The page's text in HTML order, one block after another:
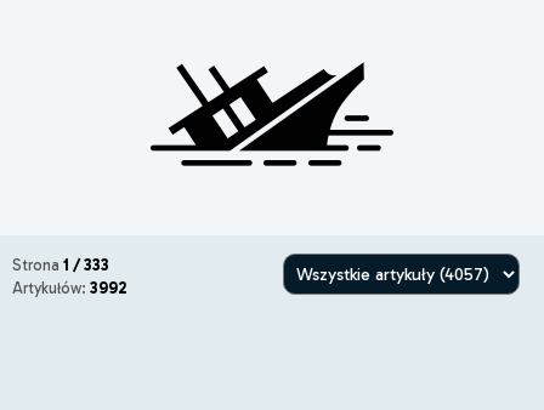
Strona 1 / 333
Artykułów: 3992